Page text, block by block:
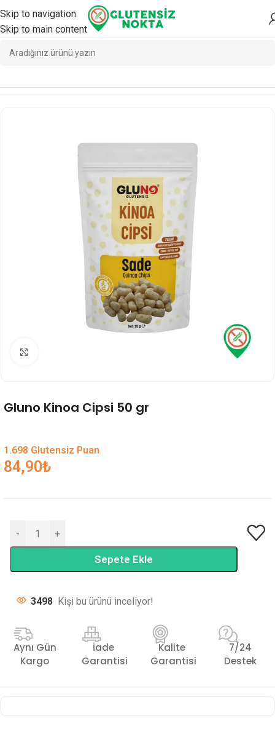
Skip to navigation
Skip to main content
Ana Sayfa Atıştırmalık
Gluno Kinoa Cipsi 50 gr
1.698 Glutensiz Puan
84,90₺
- +
Sepete Ekle
3498 Kişi bu ürünü inceliyor!
Aynı Gün
Kargo
İade
Garantisi
Kalite
Garantisi
7/24
Destek